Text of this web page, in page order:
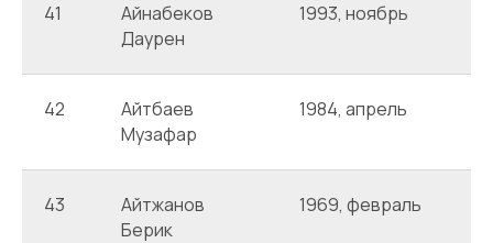
41
Айнабеков
Даурен
1993, ноябрь
42
Айтбаев
Музафар
1984, апрель
43
Айтжанов
Берик
1969, февраль